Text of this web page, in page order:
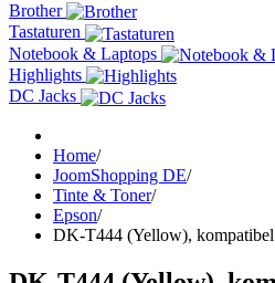
Brother
Tastaturen
Notebook & Laptops
Highlights
DC Jacks
Home/
JoomShopping DE/
Tinte & Toner/
Epson/
DK-T444 (Yellow),